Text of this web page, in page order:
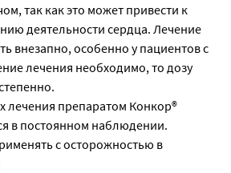
так как это может привести к
деятельности сердца. Лечение
внезапно, особенно у пациентов с
лечения необходимо, то дозу
лечения препаратом Конкор®
в постоянном наблюдении.
с осторожностью в